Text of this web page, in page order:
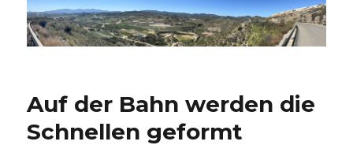
Auf der Bahn werden die
Schnellen geformt